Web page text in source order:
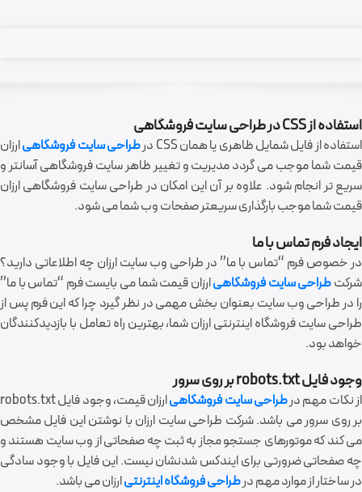
استفاده از CSS در طراحی سایت فروشگاهی
استفاده از فایل شمایل ظاهری یا همان CSS در طراحی سایت فروشگاهیارزان
قیمت شما موجب می گردد مدیریت و تغییر ظاهر سایت فروشگاهی آسانتر و
سریع تر انجام شود. علاوه بر آن این امکان در طراحی سایت فروشگاهی ارزان
قیمت شما موجب بارگذاری سریعتر صفحات وب شما می شود.
ایجاد فرم تماس با ما
در خصوص فرم “تماس با ما” در طراحی وب سایت ارزان چه اطلاعاتی دارید؟
شرکتطراحی سایت فروشگاهیارزان قیمت شما می بایست فرم “تماس با ما”
را در طراحی وب سایت بعنوان بخش مهمی در نظر گیرد چرا که این فرم پس از
طراحی سایت فروشگاه اینترنتی ارزان شما، بهترین راه تعامل با بازدیدکنندگان
خواهد بود.
وجود فایل robots.txt بر روی سرور
از نکات مهم درطراحی سایت فروشگاهی
ارزان قیمت، وجود فایل robots.txt
بر روی سرور می باشد. شرکت طراحی سایت ارزان با نوشتن این فایل مشخص
می کند که موتورهای جستجو مجاز به ثبت چه صفحاتی از وب سایت هستند و
چه صفحاتی ضرورتی برای ایندکس شدنشان نیست. این فایل با وجود سادگی
در ساختار از موارد مهم درطراحی فروشگاه اینترنتیارزان می باشد.